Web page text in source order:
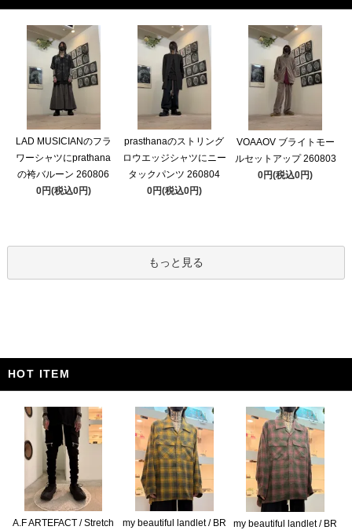
LAD MUSICIANのフラ
ワーシャツにprathana
の袴バルーン 260806
0円(税込0円)
prasthanaのストリング
ロウエッジシャツにニー
タックパンツ 260804
0円(税込0円)
VOAAOV ブライトモー
ルセットアップ 260803
0円(税込0円)
もっと見る
HOT ITEM
A.F ARTEFACT / Stretch
my beautiful landlet / BR
my beautiful landlet / BR